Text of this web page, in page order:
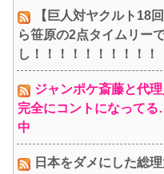
【巨人対ヤクルト18
ら笹原の2点タイムリー
し！！！！！！！！！！
ジャンポケ斎藤と代
完全にコントになって
中
日本をダメにした総